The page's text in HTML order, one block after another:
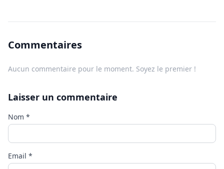
Commentaires
Aucun commentaire pour le moment. Soyez le premier !
Laisser un commentaire
Nom *
Email *